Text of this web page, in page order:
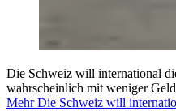
Die Schweiz will international
wahrscheinlich mit weniger Geld
Mehr Die Schweiz will